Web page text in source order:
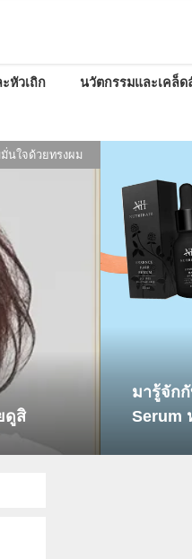
หัวเถิก นวัตกรรมและเคล็
จักกับ 8 เซรั่ม ที่ชาว
หรือเปล่าเอ่ย!?